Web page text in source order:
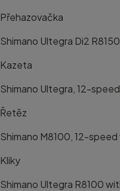
Přehazovačka
Shimano Ultegra Di2
Kazeta
Shimano Ultegra, 12-
Řetěz
Shimano M8100, 12-
Kliky
Shimano Ultegra R8100